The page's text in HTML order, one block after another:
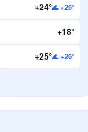
+24°🌊 +26°
+18°
+25°🌊 +26°